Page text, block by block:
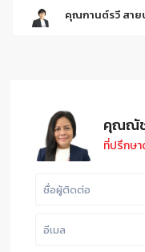
คุณกานต์รวี สาย
คุณณั
ที่ปรึกษ